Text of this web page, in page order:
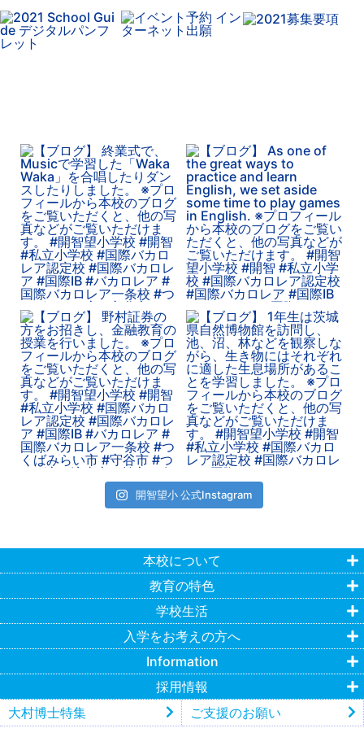
開智望小 公式Instagram
本校について
教育の特色
学校生活
入学をお考えの方へ
Information
採用情報
大村博士特集
ご支援のお願い